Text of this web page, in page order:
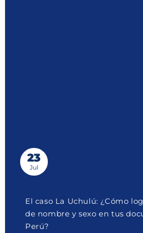
23
Jul
El caso La Uchulú: ¿Cómo
de nombre y sexo en tus
Perú?